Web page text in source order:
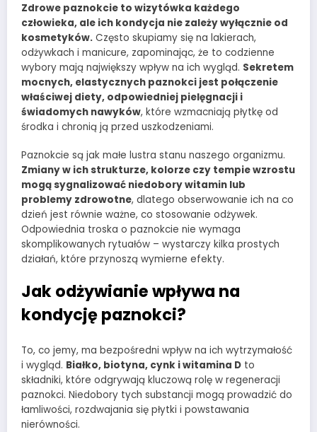
Zdrowe paznokcie to wizytówka każdego
człowieka, ale ich kondycja nie zależy wyłącznie od
kosmetyków. Często skupiamy się na lakierach,
odżywkach i manicure, zapominając, że to codzienne
wybory mają największy wpływ na ich wygląd. Sekretem
mocnych, elastycznych paznokci jest połączenie
właściwej diety, odpowiedniej pielęgnacji i
świadomych nawyków, które wzmacniają płytkę od
środka i chronią ją przed uszkodzeniami.
Paznokcie są jak małe lustra stanu naszego organizmu.
Zmiany w ich strukturze, kolorze czy tempie wzrostu
mogą sygnalizować niedobory witamin lub
problemy zdrowotne, dlatego obserwowanie ich na co
dzień jest równie ważne, co stosowanie odżywek.
Odpowiednia troska o paznokcie nie wymaga
skomplikowanych rytuałów – wystarczy kilka prostych
działań, które przynoszą wymierne efekty.
Jak odżywianie wpływa na
kondycję paznokci?
To, co jemy, ma bezpośredni wpływ na ich wytrzymałość
i wygląd. Białko, biotyna, cynk i witamina D to
składniki, które odgrywają kluczową rolę w regeneracji
paznokci. Niedobory tych substancji mogą prowadzić do
łamliwości, rozdwajania się płytki i powstawania
nierówności.